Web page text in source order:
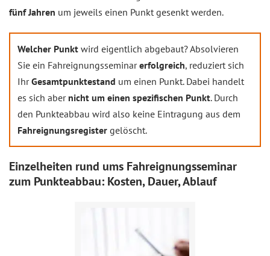
fünf Jahren um jeweils einen Punkt gesenkt werden.
Welcher Punkt wird eigentlich abgebaut? Absolvieren
Sie ein Fahreignungsseminarerfolgreich, reduziert sich
IhrGesamtpunktestand um einen Punkt. Dabei handelt
es sich aber nicht um einen spezifischen Punkt. Durch
den Punkteabbau wird also keine Eintragung aus dem
Fahreignungsregister gelöscht.
Einzelheiten rund ums Fahreignungsseminar
zum Punkteabbau: Kosten, Dauer, Ablauf